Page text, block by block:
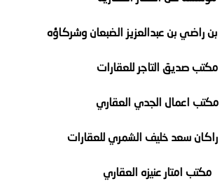
راضي بن عبدالعزيز الضبعان وشركاؤه
مكتب صديق التاجر للعقارات
مكتب اعمال الجدي العقاري
سعد خليف الشمري للعقارات
مكتب امتار عنيزه العقاري